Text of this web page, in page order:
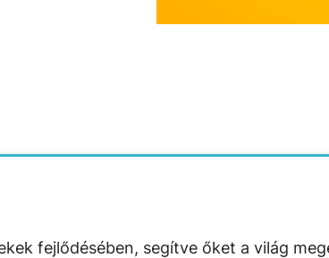
fejlődésében, segítve őket a világ